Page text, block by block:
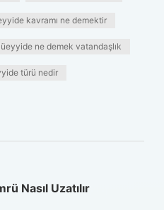
kavramı ne demektir
ne demek vatandaşlık
türü nedir
Nasıl Uzatılır